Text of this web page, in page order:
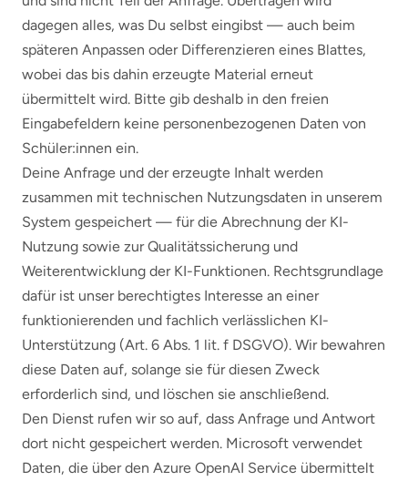
dagegen alles, was Du selbst eingibst — auch beim
späteren Anpassen oder Differenzieren eines Blattes,
wobei das bis dahin erzeugte Material erneut
übermittelt wird. Bitte gib deshalb in den freien
Eingabefeldern keine personenbezogenen Daten von
Schüler:innen ein.
Deine Anfrage und der erzeugte Inhalt werden
zusammen mit technischen Nutzungsdaten in unserem
System gespeichert — für die Abrechnung der KI-
Nutzung sowie zur Qualitätssicherung und
Weiterentwicklung der KI-Funktionen. Rechtsgrundlage
dafür ist unser berechtigtes Interesse an einer
funktionierenden und fachlich verlässlichen KI-
Unterstützung (Art. 6 Abs. 1 lit. f DSGVO). Wir bewahren
diese Daten auf, solange sie für diesen Zweck
erforderlich sind, und löschen sie anschließend.
Den Dienst rufen wir so auf, dass Anfrage und Antwort
dort nicht gespeichert werden. Microsoft verwendet
Daten, die über den Azure OpenAI Service übermittelt